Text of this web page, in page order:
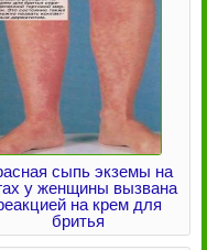
сыпь экземы на
у женщины вызвана
на крем для
бритья